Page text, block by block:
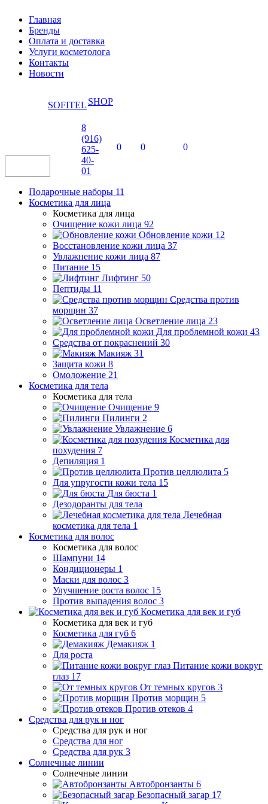
Главная
Бренды
Оплата и доставка
Услуги косметолога
Контакты
Новости
SOFITEL SHOP
8
(916)
625-
40-
01
0 0 0
Подарочные наборы 11
Косметика для лица
Косметика для лица
Очищение кожи лица 92
Обновление кожи 12
Восстановление кожи лица 37
Увлажнение кожи лица 87
Питание 15
Лифтинг 50
Пептиды 11
Средства против
морщин 37
Осветление лица 23
Для проблемной кожи 43
Средства от покраснений 30
Макияж 31
Защита кожи 8
Омоложение 21
Косметика для тела
Косметика для тела
Очищение 9
Пилинги 2
Увлажнение 6
Косметика для
похудения 7
Депиляция 1
Против целлюлита 5
Для упругости кожи тела 15
Для бюста 1
Дезодоранты для тела
Лечебная
косметика для тела 1
Косметика для волос
Косметика для волос
Шампуни 14
Кондиционеры 1
Маски для волос 3
Улучшение роста волос 15
Против выпадения волос 3
Косметика для век и губ
Косметика для век и губ
Косметика для губ 6
Демакияж 1
Для роста
Питание кожи вокруг
глаз 17
От темных кругов 3
Против морщин 5
Против отеков 4
Средства для рук и ног
Средства для рук и ног
Средства для ног
Средства для рук 3
Солнечные линии
Солнечные линии
Автобронзанты 6
Безопасный загар 17